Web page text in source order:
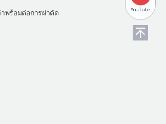
YouTube
พร้อมต่อการผ่าตัด